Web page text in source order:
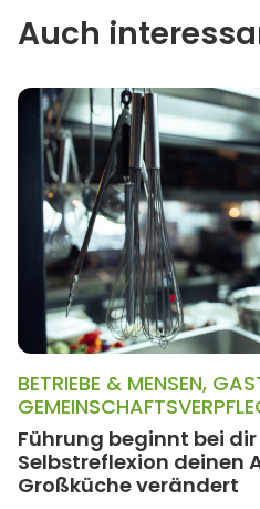
Auch
BETRIEBE & MENSEN,
Führung beginnt bei dir
Selbstreflexion deinen
Großküche verändert